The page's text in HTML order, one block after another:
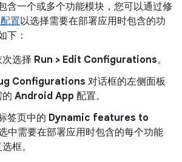
含一个或多个功能模块，您可以通过修
置以选择需要在部署应用时包含的功
下：
选择 Run > Edit Configurations。
Configurations 对话框的左侧面板
Android App 配置。
签页中的 Dynamic features to
中需要在部署应用时包含的每个功能
框。